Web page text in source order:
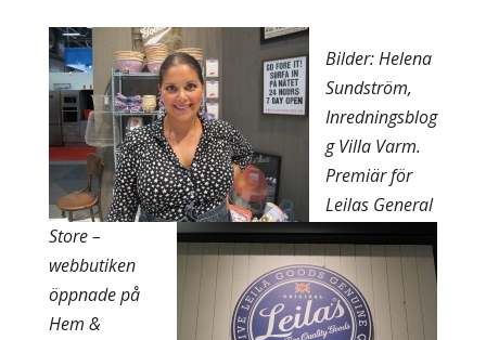
Bilder: Helena
Sundström,
Inredningsblog
g Villa Varm.
Premiär för
Leilas General
Store –
webbutiken
öppnade på
Hem &